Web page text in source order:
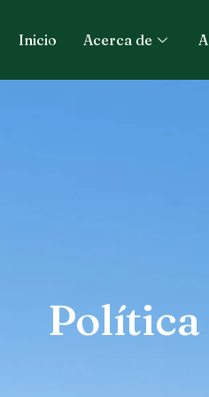
Inicio Acerca de